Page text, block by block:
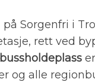
Sorgenfri i
rett ved
bussholdeplass
og alle